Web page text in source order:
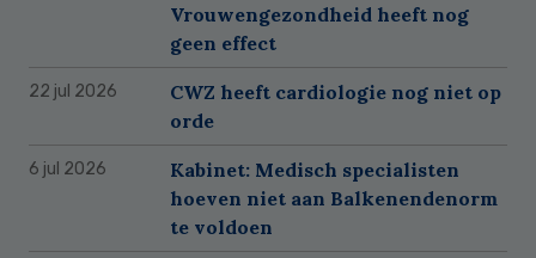
Vrouwengezondheid heeft nog
geen effect
22 jul 2026
CWZ heeft cardiologie nog niet op
orde
6 jul 2026
Kabinet: Medisch specialisten
hoeven niet aan Balkenendenorm
te voldoen